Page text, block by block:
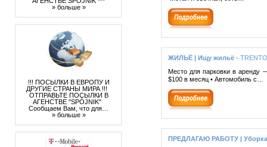
» больше »
!!! ПОСЫЛКИ В ЕВРОПУ И
ДРУГИЕ СТРАНЫ МИРА !!!
ОТПРАВЬТЕ ПОСЫЛКИ В
АГЕНСТВЕ "SPÓJNIK"
Сообщаем Вам, что для…
» больше »
ЖИЛЬЁ | Ищу жильё -
Место для парковки в аренду
$100 в месяц • Автомобиль с…
ПРЕДЛАГАЮ РАБОТУ |